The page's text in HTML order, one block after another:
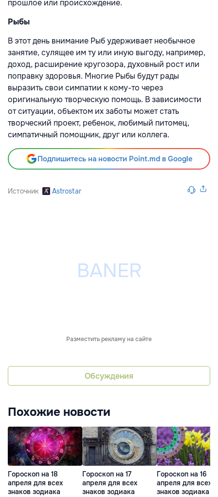
прошлое или происхождение.
Рыбы
В этот день внимание Рыб удерживает необычное
занятие, сулящее им ту или иную выгоду, например,
доход, расширение кругозора, духовный рост или
поправку здоровья. Многие Рыбы будут рады
выразить свои симпатии к кому-то через
оригинальную творческую помощь. В зависимости
от ситуации, объектом их заботы может стать
творческий проект, ребенок, любимый питомец,
симпатичный помощник, друг или коллега.
Подпишитесь на новости Point.md в Google
Источник Astrostar
Разместить рекламу на сайте
Обсуждения
Похожие новости
Гороскоп на 18
апреля для всех
знаков зодиака
Гороскоп на 17
апреля для всех
знаков зодиака
Гороскоп на 16
апреля для всех
знаков зодиака